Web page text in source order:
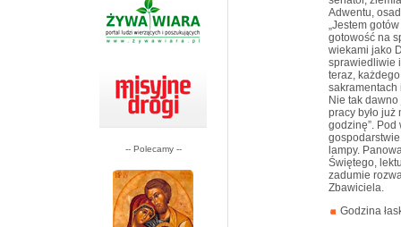
-- Polecamy --
Adwentu,
„Jestem
gotowość na
wiekami jako
sprawiedliwie
teraz,
Nie tak
pracy było już
godzinę”. Pod
lampy.
Świętego,
zadumie
Zbawiciela.
Godzina